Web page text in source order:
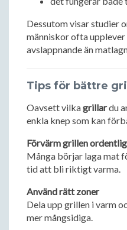
Dessutom visar studier
människor ofta
avslappnande än
Tips för bättre
Oavsett vilkagrillardu
enkla knep som kan
Förvärm grillen
Många börjar laga mat
tid att bli riktigt varma.
Använd rätt zoner
Dela upp grillen i varm
mer mångsidiga.